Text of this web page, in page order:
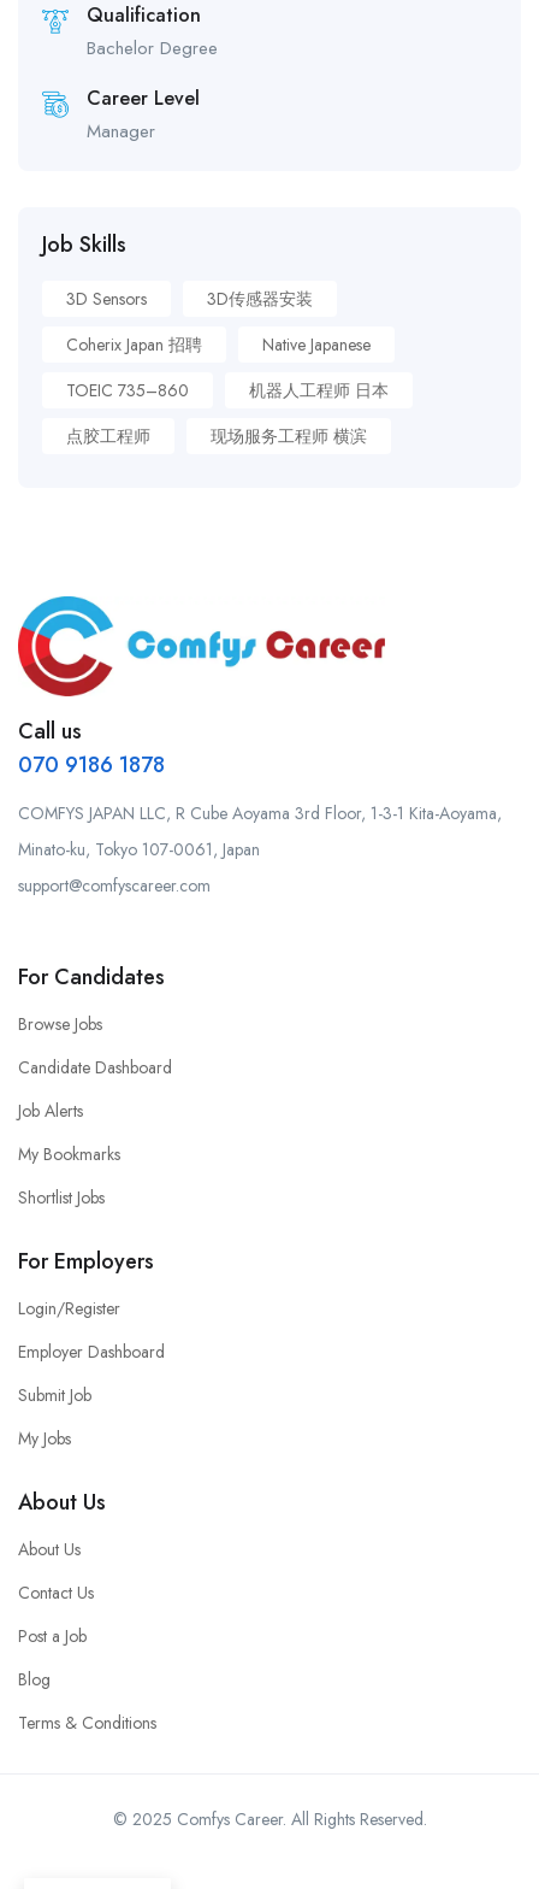
Qualification
Bachelor Degree
Career Level
Manager
Job Skills
3D Sensors
3D传感器安装
Coherix Japan 招聘
Native Japanese
TOEIC 735–860
机器人工程师 日本
点胶工程师
现场服务工程师 横滨
Call us
070 9186 1878
COMFYS JAPAN LLC, R Cube Aoyama 3rd Floor, 1-3-1 Kita-Aoyama,
Minato-ku, Tokyo 107-0061, Japan
support@comfyscareer.com
For Candidates
Browse Jobs
Candidate Dashboard
Job Alerts
My Bookmarks
Shortlist Jobs
For Employers
Login/Register
Employer Dashboard
Submit Job
My Jobs
About Us
About Us
Contact Us
Post a Job
Blog
Terms & Conditions
© 2025 Comfys Career. All Rights Reserved.